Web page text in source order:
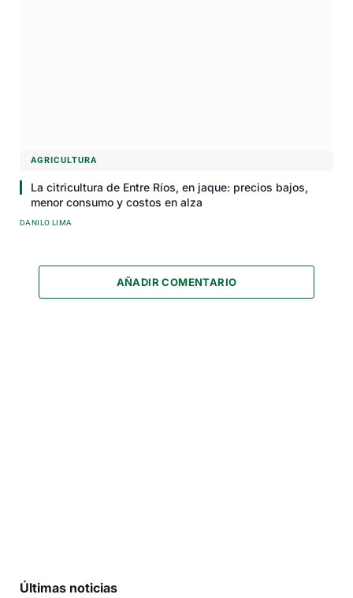
AGRICULTURA
La citricultura de Entre Ríos, en jaque: precios bajos,
menor consumo y costos en alza
DANILO LIMA
AÑADIR COMENTARIO
Últimas noticias